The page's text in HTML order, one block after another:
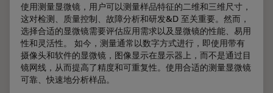
使用测量显微镜，用户可以测量样品特征的二维和三维尺寸，
这对检测、质量控制、故障分析和研发&D 至关重要。然而，
选择合适的显微镜需要评估应用需求以及显微镜的性能、易用
性和灵活性。 如今，测量通常以数字方式进行，即使用带有
摄像头和软件的显微镜，图像显示在显示器上，而不是通过目
镜网线，从而提高了精度和可重复性。使用合适的测量显微镜
可靠、快速地分析样品。